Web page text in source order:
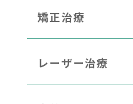
矯正治療
レーザー治療